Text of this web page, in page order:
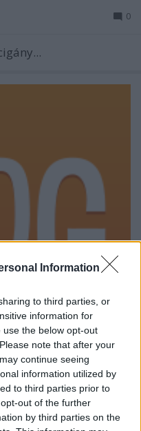
Information
to third parties, or
information for
the below opt-out
note that after your
continue seeing
information utilized by
to third parties prior to
out of the further
by third parties on the
0
a világ... az